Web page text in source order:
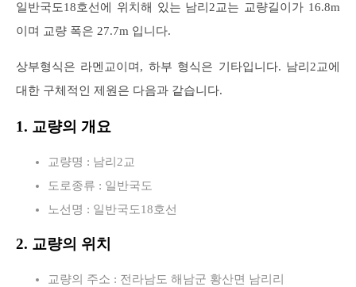
일반국도18호선에 위치해 있는 남리2교는 교량길이가 16.8m
이며 교량 폭은 27.7m 입니다.
상부형식은 라멘교이며, 하부 형식은 기타입니다. 남리2교에
대한 구체적인 제원은 다음과 같습니다.
1. 교량의 개요
교량명 : 남리2교
도로종류 : 일반국도
노선명 : 일반국도18호선
2. 교량의 위치
교량의 주소 : 전라남도 해남군 황산면 남리리